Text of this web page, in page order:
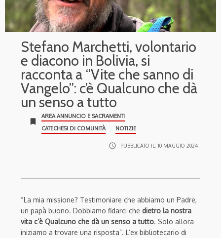
Stefano Marchetti, volontario
e diacono in Bolivia, si
racconta a “Vite che sanno di
Vangelo”: c’è Qualcuno che dà
un senso a tutto
bookmark
AREA ANNUNCIO E SACRAMENTI
CATECHESI DI COMUNITÀ
NOTIZIE
access_time PUBBLICATO IL: 10 MAGGIO 2024
“La mia missione? Testimoniare che abbiamo un Padre,
un papà buono. Dobbiamo fidarci che dietro la nostra
vita c’è Qualcuno che dà un senso a tutto. Solo allora
iniziamo a trovare una risposta”. L’ex bibliotecario di